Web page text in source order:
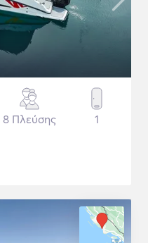
8 Πλεύσης 1